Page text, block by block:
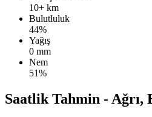
10+ km
Bulutluluk
44%
Yağış
0 mm
Nem
51%
Saatlik Tahmin - Ağrı,